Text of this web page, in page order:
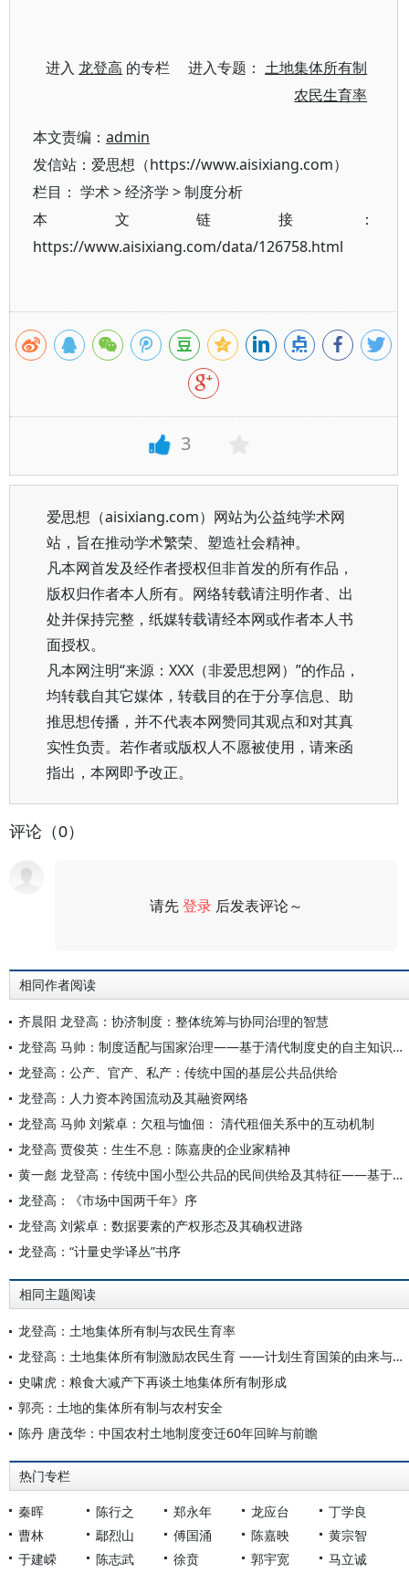
进入龙登高 的专栏 进入专题：土地集体所有制
农民生育率
本文责编： admin
发信站：爱思想（https://www.aisixiang.com）
栏目： 学术>经济学 >制度分析
本文链接：
https://www.aisixiang.com/data/126758.html
3
爱思想（aisixiang.com）网站为公益纯学术网
站，旨在推动学术繁荣、塑造社会精神。
凡本网首发及经作者授权但非首发的所有作品，
版权归作者本人所有。网络转载请注明作者、出
处并保持完整，纸媒转载请经本网或作者本人书
面授权。
凡本网注明“来源：XXX（非爱思想网）”的作品，
均转载自其它媒体，转载目的在于分享信息、助
推思想传播，并不代表本网赞同其观点和对其真
实性负责。若作者或版权人不愿被使用，请来函
指出，本网即予改正。
评论（0）
请先登录 后发表评论～
相同作者阅读
齐晨阳 龙登高：协济制度：整体统筹与协同治理的智慧
龙登高 马帅：制度适配与国家治理——基于清代制度史的自主知识体系构建
龙登高：公产、官产、私产：传统中国的基层公共品供给
龙登高：人力资本跨国流动及其融资网络
龙登高 马帅 刘紫卓：欠租与恤佃： 清代租佃关系中的互动机制
龙登高 贾俊英：生生不息：陈嘉庚的企业家精神
黄一彪 龙登高：传统中国小型公共品的民间供给及其特征——基于清代民国茶亭的研究
龙登高：《市场中国两千年》序
龙登高 刘紫卓：数据要素的产权形态及其确权进路
龙登高：“计量史学译丛”书序
相同主题阅读
龙登高：土地集体所有制与农民生育率
龙登高：土地集体所有制激励农民生育 ——计划生育国策的由来与制度基础 （讨论稿）
史啸虎：粮食大减产下再谈土地集体所有制形成
郭亮：土地的集体所有制与农村安全
陈丹 唐茂华：中国农村土地制度变迁60年回眸与前瞻
热门专栏
秦晖 陈行之 郑永年 龙应台
丁学良
曹林
鄢烈山 傅国涌 陈嘉映
黄宗智
于建嵘
陈志武 徐贲 郭宇宽 马立诚